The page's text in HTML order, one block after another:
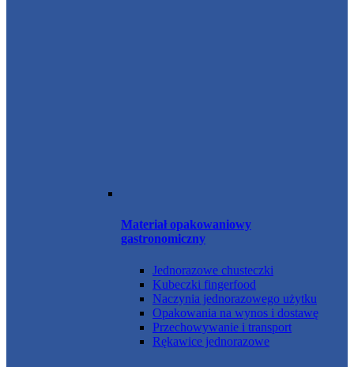
Materiał opakowaniowy
gastronomiczny
Jednorazowe chusteczki
Kubeczki fingerfood
Naczynia jednorazowego użytku
Opakowania na wynos i dostawę
Przechowywanie i transport
Rękawice jednorazowe